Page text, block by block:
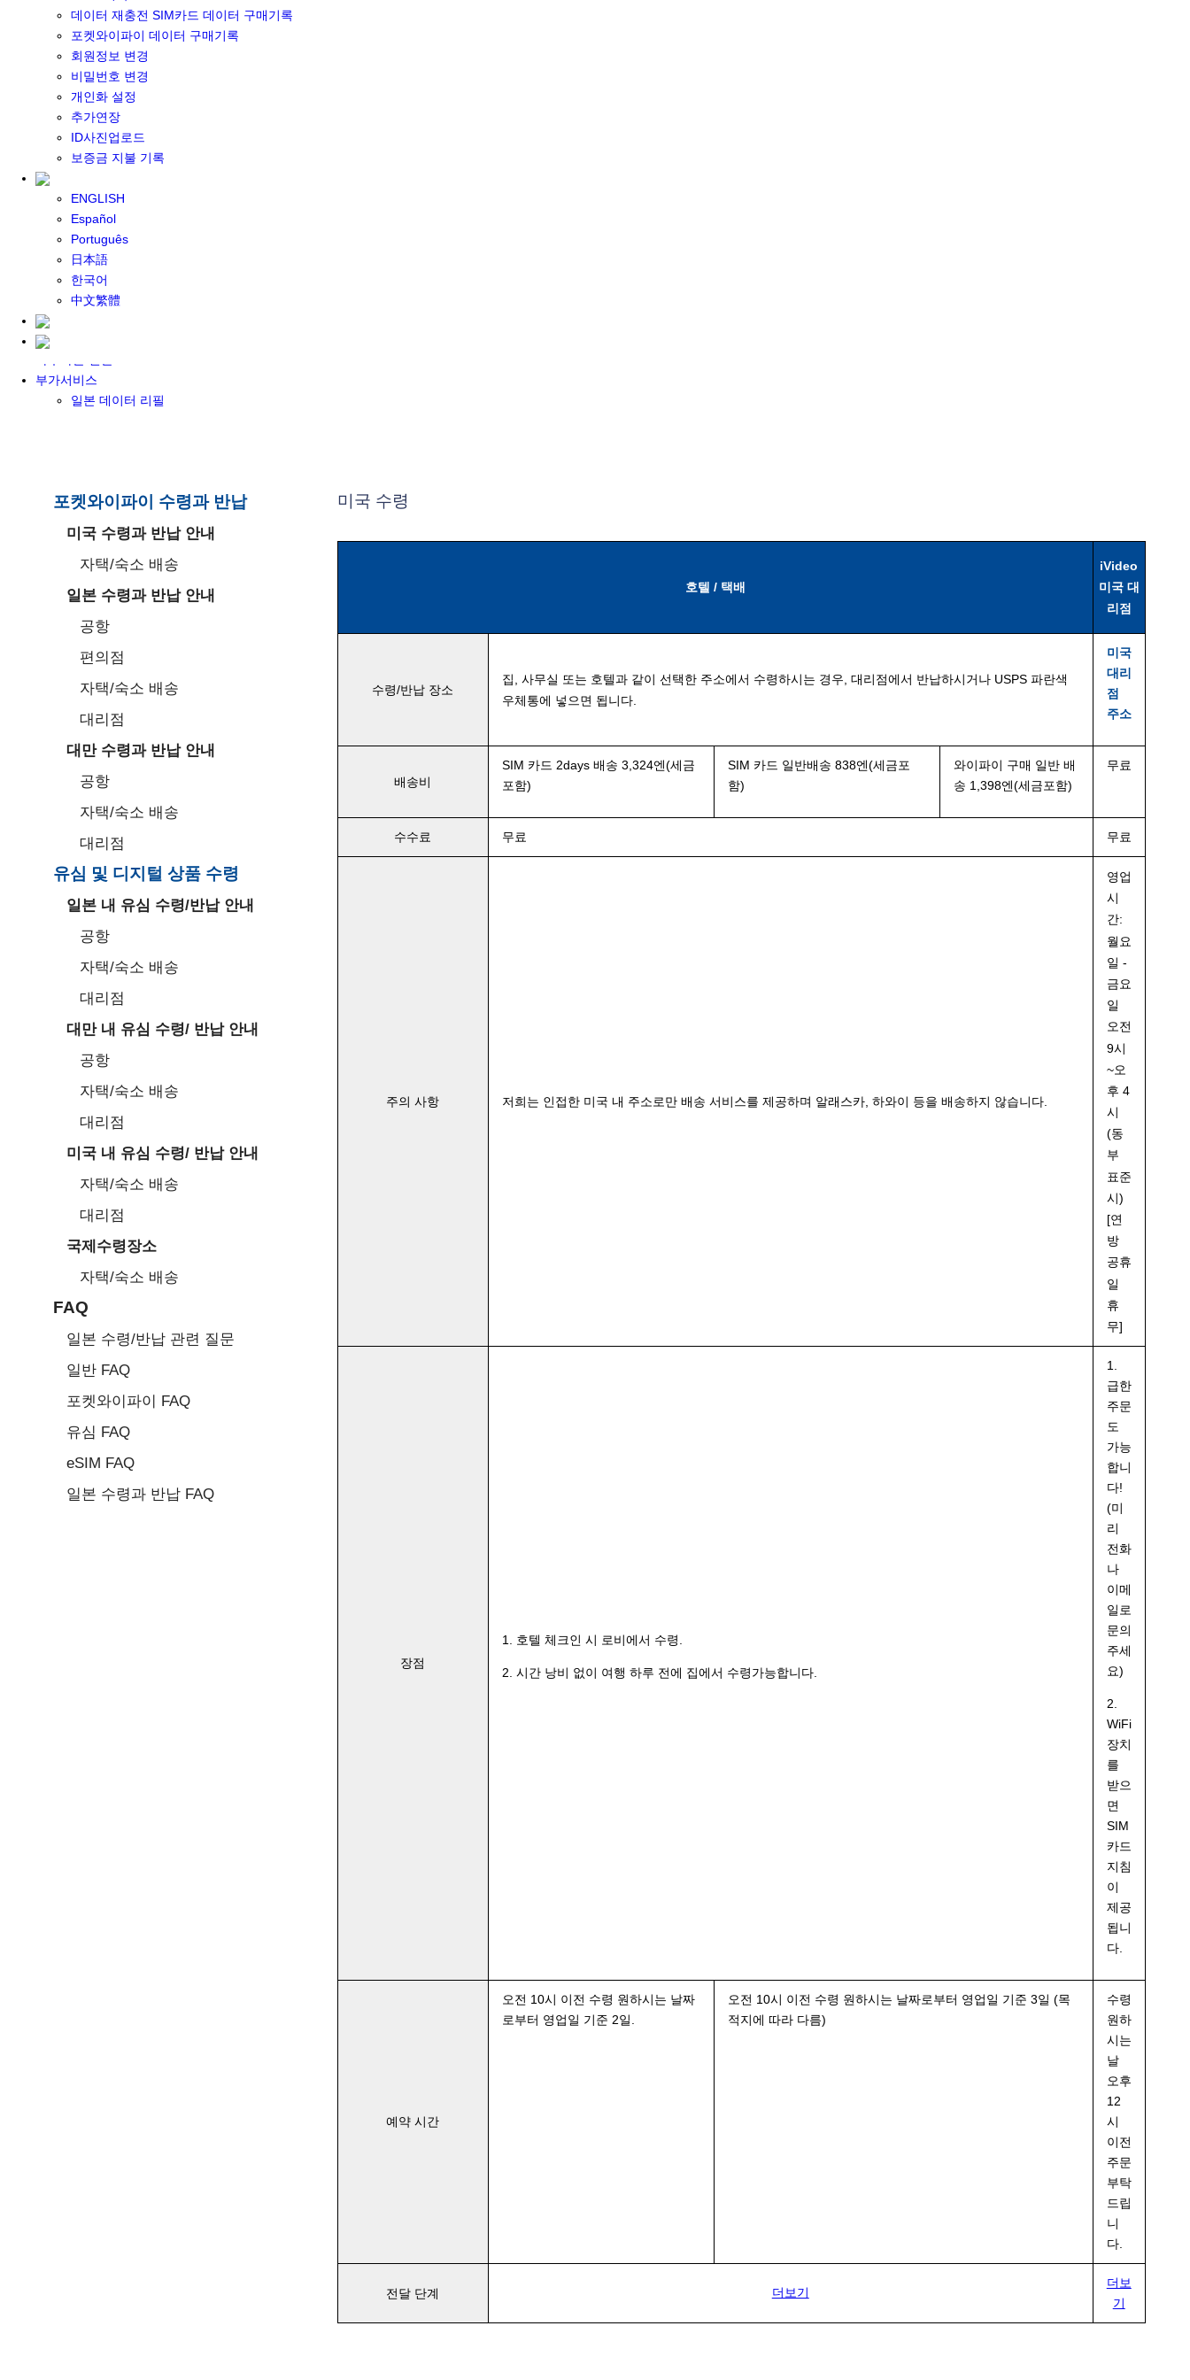
데이터 재충전 SIM카드 데이터 구매기록
포켓와이파이 데이터 구매기록
회원정보 변경
비밀번호 변경
개인화 설정
추가연장
ID사진업로드
보증금 지불 기록
ENGLISH
Español
Português
日本語
한국어
中文繁體
포켓와이파이 구매
일본 DATA
기타 아시아 DATA
MACARON DATA
DATA 이용 설명서
유심 구매
일본유심
한국유심
기타 아시아 유심
유심 설명서
데이터팩 구매
충전식 유심 카드
일본 데이터팩
한국 데이터팩
대여하기
부가서비스
일본 데이터 리필
포켓와이파이 수령과 반납
미국 수령과 반납 안내
자택/숙소 배송
일본 수령과 반납 안내
공항
편의점
자택/숙소 배송
대리점
대만 수령과 반납 안내
공항
자택/숙소 배송
대리점
유심 및 디지털 상품 수령
일본 내 유심 수령/반납 안내
공항
자택/숙소 배송
대리점
대만 내 유심 수령/ 반납 안내
공항
자택/숙소 배송
대리점
미국 내 유심 수령/ 반납 안내
자택/숙소 배송
대리점
국제수령장소
자택/숙소 배송
FAQ
일본 수령/반납 관련 질문
일반 FAQ
포켓와이파이 FAQ
유심 FAQ
eSIM FAQ
일본 수령과 반납 FAQ
미국 수령
호텔 / 택배
iVideo
미국 대
리점
수령/반납 장소
집, 사무실 또는 호텔과 같이 선택한 주소에서 수령하시는 경우, 대리점에서 반납하시거나 USPS 파란색
우체통에 넣으면 됩니다.
미국
대리
점
주소
배송비
SIM 카드 2days 배송 3,324엔(세금
포함)
SIM 카드 일반배송 838엔(세금포
함)
와이파이 구매 일반 배
송 1,398엔(세금포함)
무료
수수료 무료 무료
주의 사항 저희는 인접한 미국 내 주소로만 배송 서비스를 제공하며 알래스카, 하와이 등을 배송하지 않습니다.
영업
시
간:
월요
일 -
금요
일
오전
9시
~오
후 4
시
(동
부
표준
시)
[연
방
공휴
일
휴
무]
장점
1. 호텔 체크인 시 로비에서 수령.
2. 시간 낭비 없이 여행 하루 전에 집에서 수령가능합니다.
1.
급한
주문
도
가능
합니
다!
(미
리
전화
나
이메
일로
문의
주세
요)
2.
WiFi
장치
를
받으
면
SIM
카드
지침
이
제공
됩니
다.
예약 시간
오전 10시 이전 수령 원하시는 날짜
로부터 영업일 기준 2일.
오전 10시 이전 수령 원하시는 날짜로부터 영업일 기준 3일 (목
적지에 따라 다름)
수령
원하
시는
날
오후
12
시
이전
주문
부탁
드립
니
다.
전달 단계 더보기
더보
기